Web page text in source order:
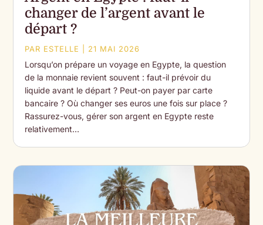
changer de l’argent avant le
départ ?
PAR ESTELLE 21 MAI 2026
Lorsqu’on prépare un voyage en Egypte, la question
de la monnaie revient souvent : faut-il prévoir du
liquide avant le départ ? Peut-on payer par carte
bancaire ? Où changer ses euros une fois sur place ?
Rassurez-vous, gérer son argent en Egypte reste
relativement…